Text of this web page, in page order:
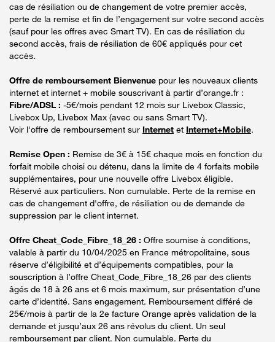
cas de résiliation ou de changement de votre premier accès,
perte de la remise et fin de l’engagement sur votre second accès
(sauf pour les offres avec Smart TV). En cas de résiliation du
second accès, frais de résiliation de 60€ appliqués pour cet
accès.
Offre de remboursement Bienvenue pour les nouveaux clients
internet et internet + mobile souscrivant à partir d’orange.fr :
Fibre/ADSL : -5€/mois pendant 12 mois sur Livebox Classic,
Livebox Up, Livebox Max (avec ou sans Smart TV).
Voir l'offre de remboursement sur Internet et Internet+Mobile.
Remise Open : Remise de 3€ à 15€ chaque mois en fonction du
forfait mobile choisi ou détenu, dans la limite de 4 forfaits mobile
supplémentaires, pour une nouvelle offre Livebox éligible.
Réservé aux particuliers. Non cumulable. Perte de la remise en
cas de changement d'offre, de résiliation ou de demande de
suppression par le client internet.
Offre Cheat_Code_Fibre_18_26 : Offre soumise à conditions,
valable à partir du 10/04/2025 en France métropolitaine, sous
réserve d’éligibilité et d’équipements compatibles, pour la
souscription à l’offre Cheat_Code_Fibre_18_26 par des clients
âgés de 18 à 26 ans et 6 mois maximum, sur présentation d’une
carte d’identité. Sans engagement. Remboursement différé de
25€/mois à partir de la 2e facture Orange après validation de la
demande et jusqu’aux 26 ans révolus du client. Un seul
remboursement par client. Non cumulable. Perte du